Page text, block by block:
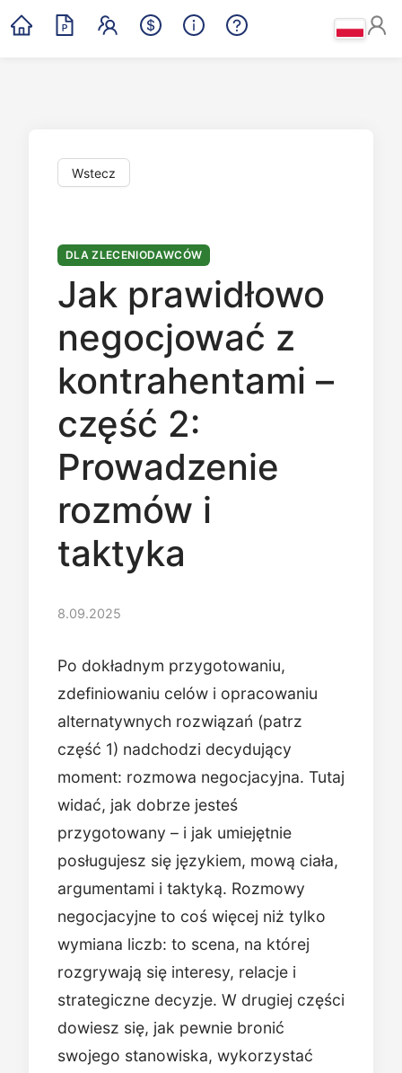
Wstecz
DLA ZLECENIODAWCÓW
Jak prawidłowo
negocjować z
kontrahentami –
część 2:
Prowadzenie
rozmów i
taktyka
8.09.2025
Po dokładnym przygotowaniu,
zdefiniowaniu celów i opracowaniu
alternatywnych rozwiązań (patrz
część 1) nadchodzi decydujący
moment: rozmowa negocjacyjna. Tutaj
widać, jak dobrze jesteś
przygotowany – i jak umiejętnie
posługujesz się językiem, mową ciała,
argumentami i taktyką. Rozmowy
negocjacyjne to coś więcej niż tylko
wymiana liczb: to scena, na której
rozgrywają się interesy, relacje i
strategiczne decyzje. W drugiej części
dowiesz się, jak pewnie bronić
swojego stanowiska, wykorzystać